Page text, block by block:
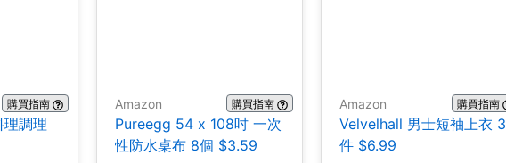
購買指南
調理
Amazon 購買指南
Pureegg 54 x 108吋 一次
性防水桌布 8個 $3.59
Amazon 購買指南
Velvelhall 男士短袖上衣 3
件 $6.99